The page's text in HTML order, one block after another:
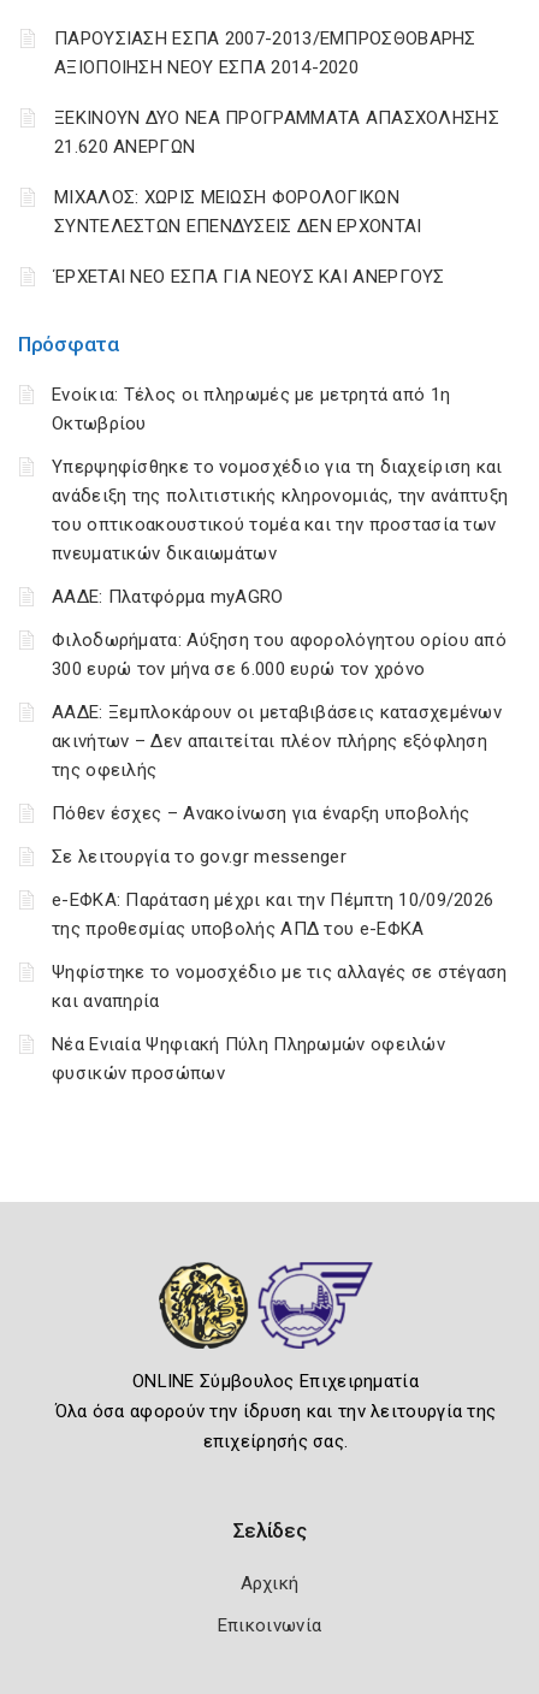
Πρόσφατα
Ενοίκια: Τέλος οι πληρωμές με μετρητά από 1η
Οκτωβρίου
Υπερψηφίσθηκε το νομοσχέδιο για τη διαχείριση και
ανάδειξη της πολιτιστικής κληρονομιάς, την ανάπτυξη
του οπτικοακουστικού τομέα και την προστασία των
πνευματικών δικαιωμάτων
ΑΑΔΕ: Πλατφόρμα myAGRO
Φιλοδωρήματα: Αύξηση του αφορολόγητου ορίου από
300 ευρώ τον μήνα σε 6.000 ευρώ τον χρόνο
ΑΑΔΕ: Ξεμπλοκάρουν οι μεταβιβάσεις κατασχεμένων
ακινήτων – Δεν απαιτείται πλέον πλήρης εξόφληση
της οφειλής
Πόθεν έσχες – Ανακοίνωση για έναρξη υποβολής
Σε λειτουργία το gov.gr messenger
e-ΕΦΚΑ: Παράταση μέχρι και την Πέμπτη 10/09/2026
της προθεσμίας υποβολής ΑΠΔ του e-ΕΦΚΑ
Ψηφίστηκε το νομοσχέδιο με τις αλλαγές σε στέγαση
και αναπηρία
Νέα Ενιαία Ψηφιακή Πύλη Πληρωμών οφειλών
φυσικών προσώπων
ΠΑΡΟΥΣΙΑΣΗ ΕΣΠΑ 2007-2013/ΕΜΠΡΟΣΘΟΒΑΡΗΣ
ΑΞΙΟΠΟΙΗΣΗ ΝΕΟΥ ΕΣΠΑ 2014-2020
ΞΕΚΙΝΟΥΝ ΔΥΟ ΝΕΑ ΠΡΟΓΡΑΜΜΑΤΑ ΑΠΑΣΧΟΛΗΣΗΣ
21.620 ΑΝΕΡΓΩΝ
ΜΙΧΑΛΟΣ: ΧΩΡΙΣ ΜΕΙΩΣΗ ΦΟΡΟΛΟΓΙΚΩΝ
ΣΥΝΤΕΛΕΣΤΩΝ ΕΠΕΝΔΥΣΕΙΣ ΔΕΝ ΕΡΧΟΝΤΑΙ
ΈΡΧΕΤΑΙ ΝΕΟ ΕΣΠΑ ΓΙΑ ΝΕΟΥΣ ΚΑΙ ΑΝΕΡΓΟΥΣ
ONLINE Σύμβουλος Επιχειρηματία
Όλα όσα αφορούν την ίδρυση και την λειτουργία της
επιχείρησής σας.
Σελίδες
Αρχική
Επικοινωνία